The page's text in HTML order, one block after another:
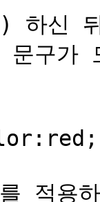
하신
문구가
적용